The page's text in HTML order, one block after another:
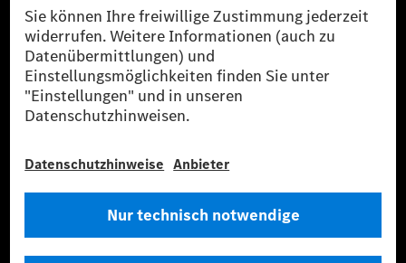
* Die angegebenen Werte wurden nach dem vorgeschriebenen
Messverfahren WLTP (Worldwide harmonised Light vehicles Test
Procedure) ermittelt. Die angegebenen Spannweiten beziehen sich auf
den europäischen Markt. Der Energieverbrauch und der CO₂-Ausstoß
eines Pkw sind nicht nur von der effizienten Ausnutzung des Kraftstoffs
bzw. des Energieträgers durch den Pkw, sondern auch vom Fahrstil und
anderen nichttechnischen Faktoren abhängig.
** Der Stromverbrauch wurde auf der Grundlage der VO 692/2008/EG
wurden intern nach Maßgabe der Zertifizierungsmethode „WLTP-
Prüfverfahren“ ermittelt. Es liegen bislang weder bestätigte Werte von
einer amtlich anerkannten Prüforganisation noch eine EG-
Typgenehmigung noch eine Konformitätsbescheinigung mit amtlichen
Werten vor. Abweichungen zwischen den Angaben und den amtlichen